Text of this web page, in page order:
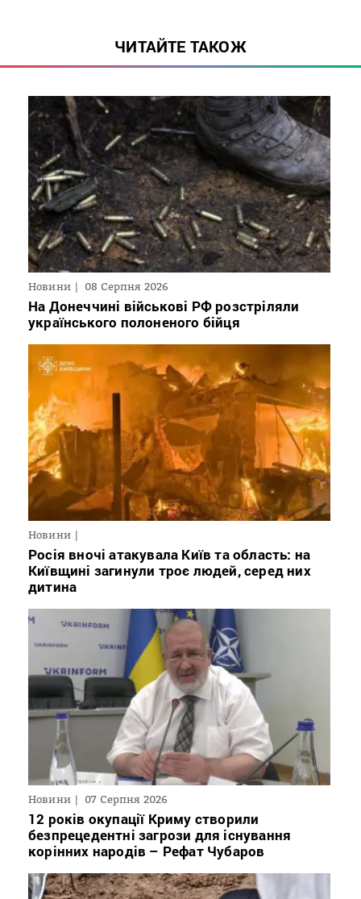
ЧИТАЙТЕ ТАКОЖ
Новини 08 Серпня 2026
На Донеччині військові РФ розстріляли
українського полоненого бійця
Новини
Росія вночі атакувала Київ та область: на
Київщині загинули троє людей, серед них
дитина
Новини 07 Серпня 2026
12 років окупації Криму створили
безпрецедентні загрози для існування
корінних народів – Рефат Чубаров